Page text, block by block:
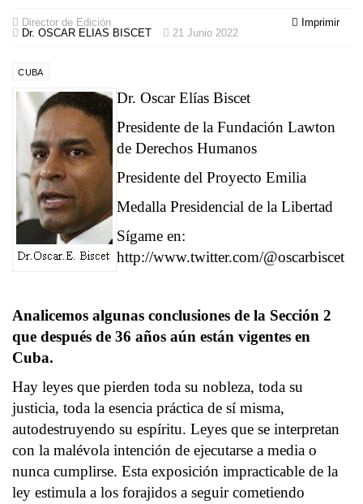
Imprimir
Director de Edición
Dr. OSCAR ELIAS BISCET
21 Junio 2022
CUBA
Dr. Oscar Elías Biscet
Presidente de la Fundación Lawton
de Derechos Humanos
Presidente del Proyecto Emilia
Medalla Presidencial de la Libertad
Sígame en:
http://www.twitter.com/@oscarbiscet
Analicemos algunas conclusiones de la Sección 2
que después de 36 años aún están vigentes en
Cuba.
Hay leyes que pierden toda su nobleza, toda su
justicia, toda la esencia práctica de sí misma,
autodestruyendo su espíritu. Leyes que se interpretan
con la malévola intención de ejecutarse a media o
nunca cumplirse. Esta exposición impracticable de la
ley estimula a los forajidos a seguir cometiendo